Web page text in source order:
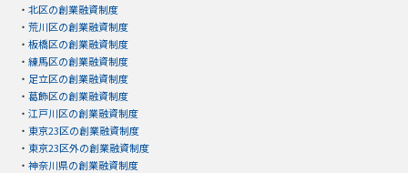
・ 北区の創業融資制度
・ 荒川区の創業融資制度
・ 板橋区の創業融資制度
・ 練馬区の創業融資制度
・ 足立区の創業融資制度
・ 葛飾区の創業融資制度
・ 江戸川区の創業融資制度
・ 東京23区の創業融資制度
・ 東京23区外の創業融資制度
・ 神奈川県の創業融資制度